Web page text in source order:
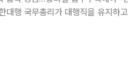
대행 국무총리가 대행직을 유지하
이 밝히며 "누구인지도 때가 되면